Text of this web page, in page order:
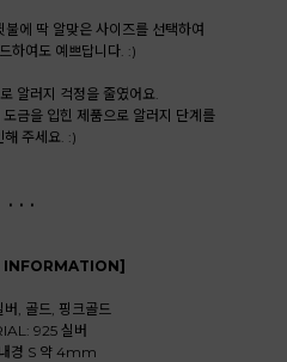
에 딱 알맞은 사이즈를 선택하여
하여도 예쁘답니다. :)
알러지 걱정을 줄였어요.
금을 입힌 제품으로 알러지 단계를
해 주세요. :)
. . .
INFORMATION]
, 골드, 핑크골드
925 실버
경 S 약 4mm